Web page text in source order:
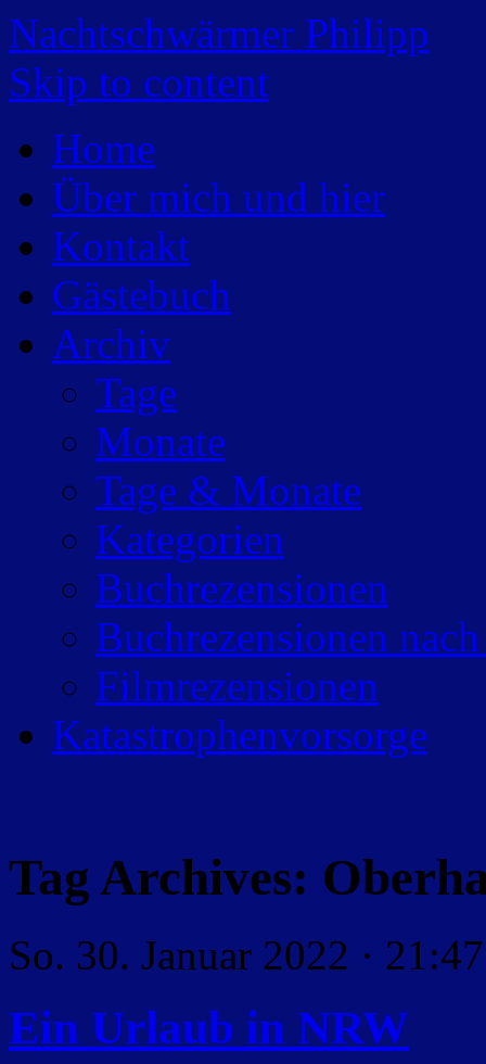
Nachtschwärmer Philipp
Skip to content
Home
Über mich und hier
Kontakt
Gästebuch
Archiv
Tage
Monate
Tage & Monate
Kategorien
Buchrezensionen
Buchrezensionen
Filmrezensionen
Katastrophenvorsorge
Tag Archives:
So. 30. Januar 2022 · 21:47
Ein Urlaub in NRW